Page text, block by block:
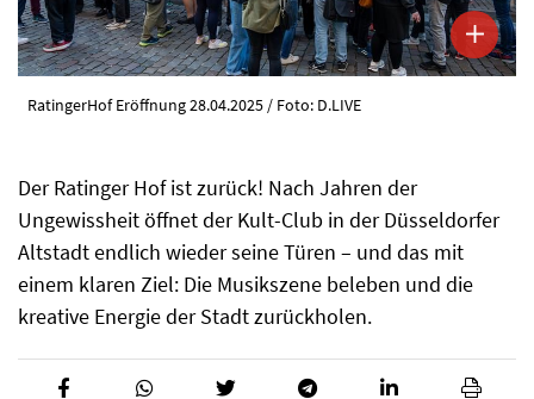
RatingerHof Eröffnung 28.04.2025 / Foto: D.LIVE
Der Ratinger Hof ist zurück! Nach Jahren der
Ungewissheit öffnet der Kult-Club in der Düsseldorfer
Altstadt endlich wieder seine Türen – und das mit
einem klaren Ziel: Die Musikszene beleben und die
kreative Energie der Stadt zurückholen.